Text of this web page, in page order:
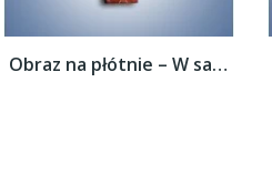
Obraz na płótnie – W sam środek tarczy –...